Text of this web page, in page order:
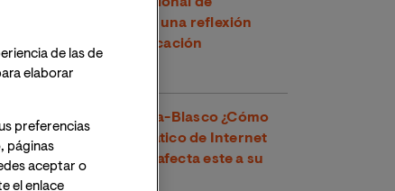
Congreso Internacional de
en Perú con una reflexión
los retos de la educación
Víctor José Villanueva-Blasco ¿Cómo
el uso problemático de Internet
adolescentes y cómo afecta este a su
mental?
de las de
elaborar
preferencias
páginas
aceptar o
el enlace